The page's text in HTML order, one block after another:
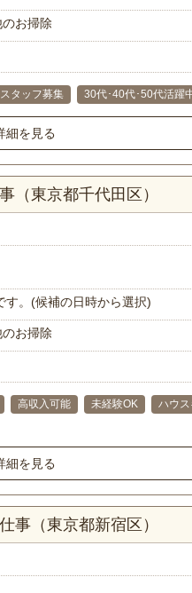
お掃除
タッフ募集 30代･40代･50代活躍
細を見る
（東京都千代田区）
す。(候補の日時から選択)
お掃除
高収入可能 未経験OK ハウ
細を見る
事（東京都新宿区）